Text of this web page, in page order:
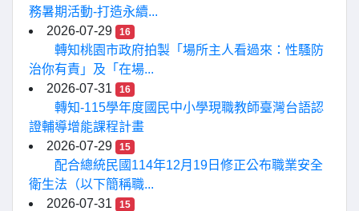
務暑期活動-打造永續...
2026-07-29
16
轉知桃園市政府拍製「場所主人看過來：性騷防
治你有責」及「在場...
2026-07-31
16
轉知-115學年度國民中小學現職教師臺灣台語認
證輔導增能課程計畫
2026-07-29
15
配合總統民國114年12月19日修正公布職業安全
衛生法（以下簡稱職...
2026-07-31
15